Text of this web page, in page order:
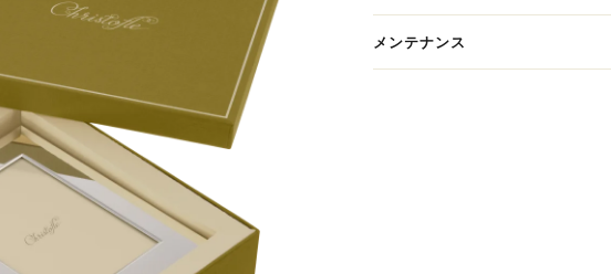
メンテナンス